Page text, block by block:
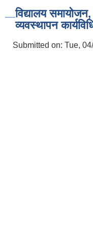
विद्यालय
व्यवस्थापन
Submitted on: Tue,